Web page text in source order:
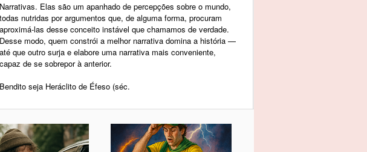
Narrativas. Elas são um apanhado de percepções sobre o mundo,
todas nutridas por argumentos que, de alguma forma, procuram
aproximá-las desse conceito instável que chamamos de verdade.
Desse modo, quem constrói a melhor narrativa domina a história —
até que outro surja e elabore uma narrativa mais conveniente,
capaz de se sobrepor à anterior.
Bendito seja Heráclito de Éfeso (séc.